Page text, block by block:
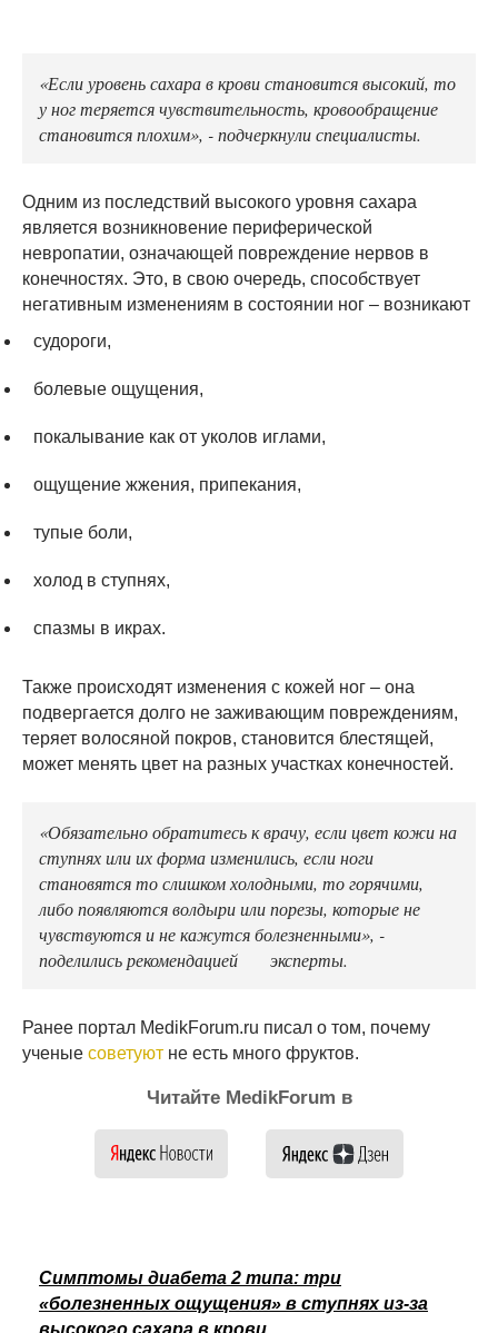
«Если уровень сахара в крови становится высокий, то
у ног теряется чувствительность, кровообращение
становится плохим», - подчеркнули специалисты.
Одним из последствий высокого уровня сахара
является возникновение периферической
невропатии, означающей повреждение нервов в
конечностях. Это, в свою очередь, способствует
негативным изменениям в состоянии ног – возникают
судороги,
болевые ощущения,
покалывание как от уколов иглами,
ощущение жжения, припекания,
тупые боли,
холод в ступнях,
спазмы в икрах.
Также происходят изменения с кожей ног – она
подвергается долго не заживающим повреждениям,
теряет волосяной покров, становится блестящей,
может менять цвет на разных участках конечностей.
«Обязательно обратитесь к врачу, если цвет кожи на
ступнях или их форма изменились, если ноги
становятся то слишком холодными, то горячими,
либо появляются волдыри или порезы, которые не
чувствуются и не кажутся болезненными», -
поделились рекомендацией эксперты.
Ранее портал MedikForum.ru писал о том, почему
ученые советуют не есть много фруктов.
Читайте MedikForum в
Симптомы диабета 2 типа: три
«болезненных ощущения» в ступнях из-за
высокого сахара в крови